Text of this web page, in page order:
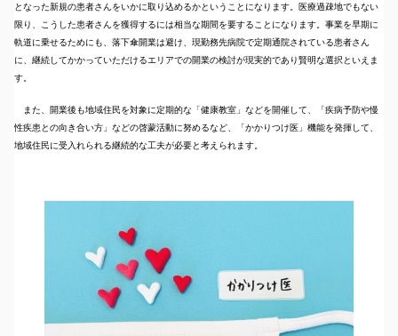
となった新規の患者さんをいかに取り込めるかということになります。医療過疎地でもない
限り、こうした患者さんを獲得するには相当な期間を要することになります。事業を早期に
軌道に乗せるためにも、落下傘開業は避け、現勤務先病院で定期通院されている患者さん
に、継続してかかっていただけるエリアでの開業の検討が現実的であり賢明な選択といえま
す。
また、開業後も地域住民を対象に定期的な「健康教室」などを開催して、「疾病予防や慢
性疾患との向き合い方」などの啓蒙活動に努めるなど、「かかりつけ医」機能を発揮して、
地域住民に受入れられる継続的な工夫が必要と考えられます。